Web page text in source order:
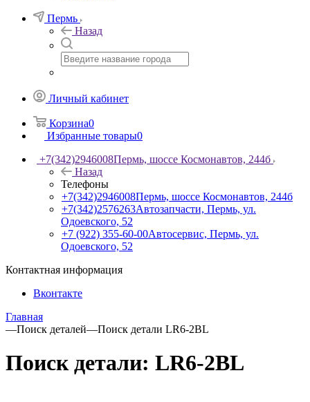
Пермь
Назад
Личный кабинет
Корзина0
Избранные товары0
+7(342)2946008Пермь, шоссе Космонавтов, 244б
Назад
Телефоны
+7(342)2946008Пермь, шоссе Космонавтов, 244б
+7(342)2576263Автозапчасти, Пермь, ул.
Одоевского, 52
+7 (922) 355-60-00Автосервис, Пермь, ул.
Одоевского, 52
Контактная информация
Вконтакте
Главная
—Поиск деталей—Поиск детали LR6-2BL
Поиск детали: LR6-2BL